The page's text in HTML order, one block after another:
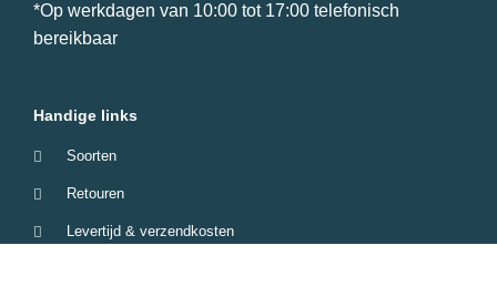
*Op werkdagen van 10:00 tot 17:00 telefonisch
bereikbaar
Handige links
Soorten
Retouren
Levertijd & verzendkosten